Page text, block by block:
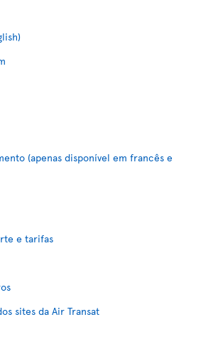
(apenas disponível em francês e
e tarifas
sites da Air Transat